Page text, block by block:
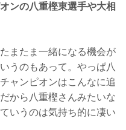
ンの八重樫東選手や大相
またま一緒になる機会が
うのもあって。やっぱ八
ャンピオンはこんなに追
から八重樫さんみたいな
いうのは気持ち的に凄い